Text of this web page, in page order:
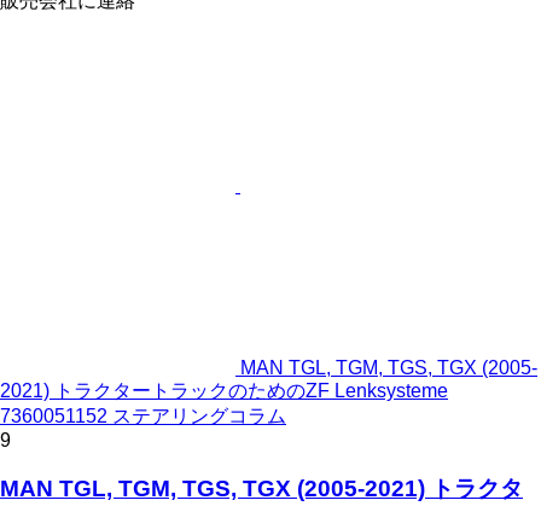
MAN TGL, TGM, TGS, TGX (2005-
2021) トラクタートラックのためのZF Lenksysteme
7360051152 ステアリングコラム
9
MAN TGL, TGM, TGS, TGX (2005-2021) トラクタ